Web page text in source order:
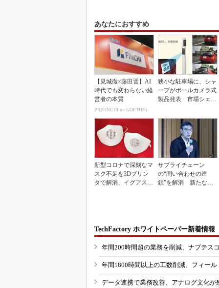
あなたにおすすめ
【見城徹×藤田晋】AI
時代でも変わらない経
営者の本質
PR(FINCHI on GOETHE)
狭小な駐車場に、シャ
ープがポールカメラ式
製品発表 市場シェア
新型コロナで深刻なマ
スク不足を3Dプリン
タで解消、イグアスが
サプライチェーン
の“問い合わせの連
鎖”を解消 新たな情
TechFactory ホワイトペーパー新着情報
年間200時間超の業務を削減、ナブテス
年間1800時間以上の工数削減、フィー
データ連携で業務改善、アナログ文化